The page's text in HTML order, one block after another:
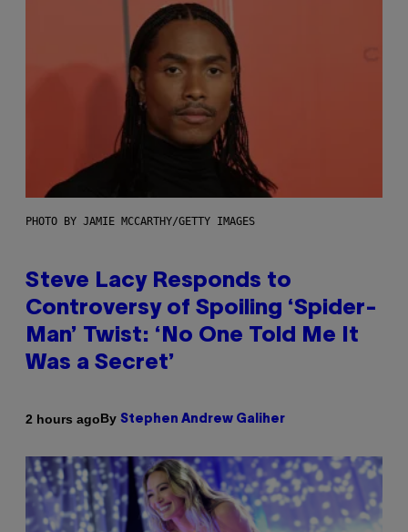
PHOTO BY JAMIE MCCARTHY/GETTY IMAGES
Steve Lacy Responds to
Controversy of Spoiling ‘Spider-
Man’ Twist: ‘No One Told Me It
Was a Secret’
2 hours agoBy Stephen Andrew Galiher